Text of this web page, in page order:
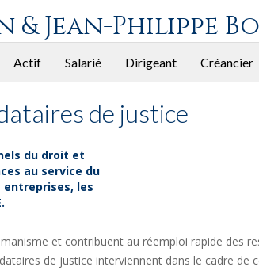
& Jean-Philippe
Actif Salarié Dirigeant Créancier
de justice
du droit et
au service du
les
et contribuent au réemploi rapide des
de justice interviennent dans le cadre de